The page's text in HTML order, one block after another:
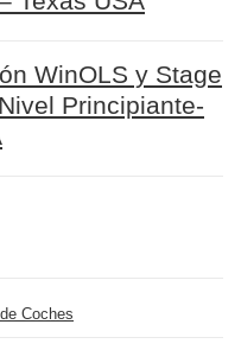
WinOLS y Stage
Principiante-
Coches